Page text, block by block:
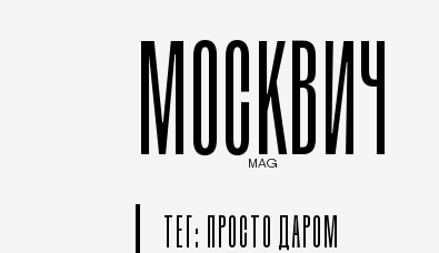
МОСКВИЧ
MAG
ТЕГ: ПРОСТО ДАРОМ